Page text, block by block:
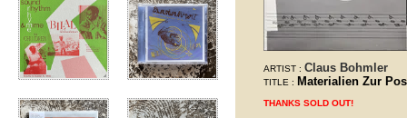
ARTIST : Claus Bohmler
TITLE : Materialien Zur
THANKS SOLD OUT!